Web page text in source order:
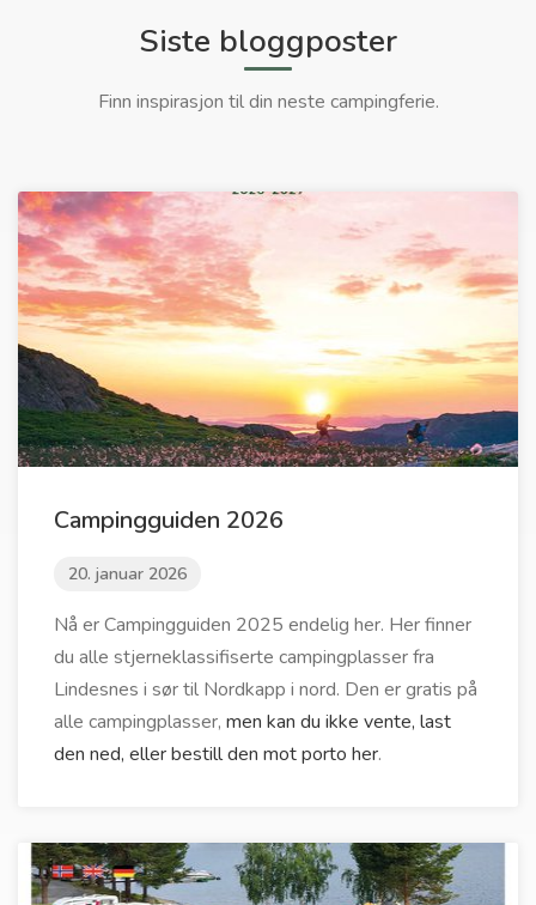
Siste bloggposter
Finn inspirasjon til din neste campingferie.
Campingguiden 2026
20. januar 2026
Nå er Campingguiden 2025 endelig her. Her finner
du alle stjerneklassifiserte campingplasser fra
Lindesnes i sør til Nordkapp i nord. Den er gratis på
alle campingplasser, men kan du ikke vente, last
den ned, eller bestill den mot porto her.